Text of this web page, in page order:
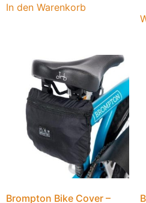
In den Warenkorb
Brompton Bike Cover –